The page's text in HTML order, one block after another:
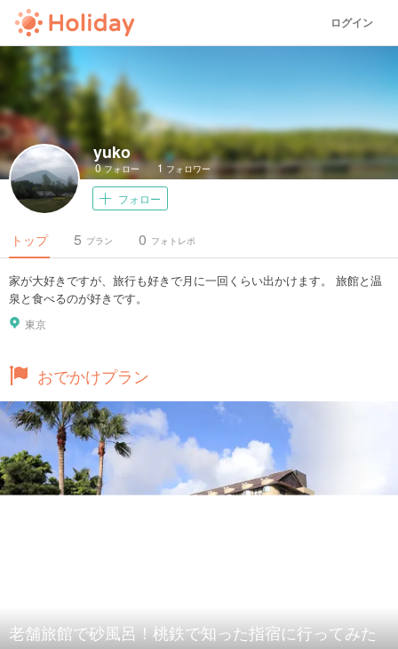
ログイン
yuko
0フォロー 1 フォロワー
フォロー
トップ プラン
5 フォトレポ
0
家が大好きですが、旅行も好きで月に一回くらい出かけます。 旅館と温
泉と食べるのが好きです。
東京
おでかけプラン
老舗旅館で砂風呂！桃鉄で知った指宿に行ってみた